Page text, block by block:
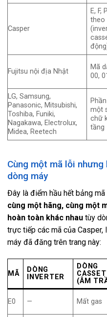
Casper
E, F,
theo
Fujitsu nội địa Nhật
Mã
00,
LG, Samsung,
Panasonic, Mitsubishi,
Toshiba, Funiki,
Nagakawa, Electrolux,
Midea, Reetech
một
chữ
tầng
Cùng một mã lỗi
dòng máy
Đây là điểm hầu hết bảng
cùng một hãng, cùng một
hoàn toàn khác nhau tùy
trực tiếp các mã của
máy đã đăng trên trang này:
MÃ
DÒNG
INVERTER
DÒNG
(ÂM
E0 — Mất gas